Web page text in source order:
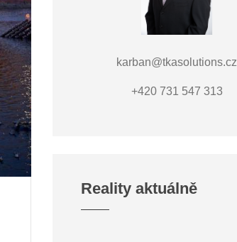
karban@tkasolutions.cz
+420 731 547 313
Reality aktuálně